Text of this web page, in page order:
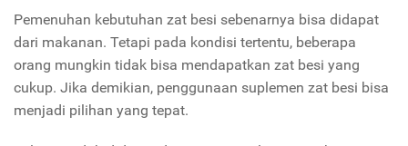
Pemenuhan kebutuhan zat besi sebenarnya bisa didapat
dari makanan. Tetapi pada kondisi tertentu, beberapa
orang mungkin tidak bisa mendapatkan zat besi yang
cukup. Jika demikian, penggunaan suplemen zat besi bisa
menjadi pilihan yang tepat.